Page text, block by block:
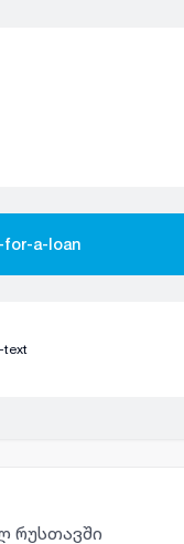
for-a-loan
text
რუსთავში